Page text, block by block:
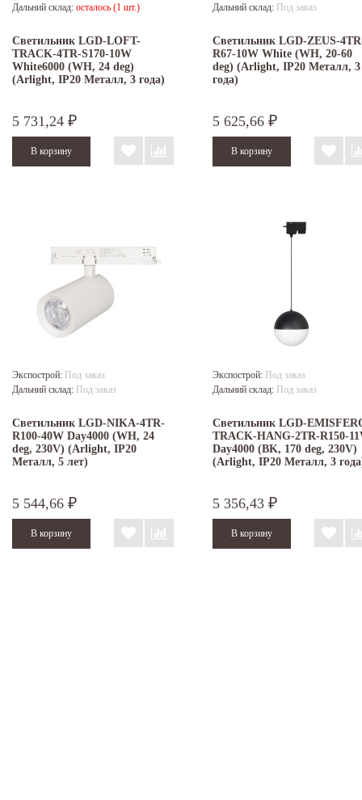
Дальний склад: осталось (1 шт.)
Светильник LGD-LOFT-
TRACK-4TR-S170-10W
White6000 (WH, 24 deg)
(Arlight, IP20 Металл, 3 года)
5 731,24 ₽
Дальний склад: Под заказ
Светильник LGD-ZEUS-
R67-10W White (WH, 20-60
deg) (Arlight, IP20 Металл, 3
года)
5 625,66 ₽
Экспострой: Под заказ
Дальний склад: Под заказ
Светильник LGD-NIKA-4TR-
R100-40W Day4000 (WH, 24
deg, 230V) (Arlight, IP20
Металл, 5 лет)
5 544,66 ₽
Экспострой: Под заказ
Дальний склад: Под заказ
Светильник LGD-
TRACK-HANG-2TR-R150-
Day4000 (BK, 170 deg, 230V)
(Arlight, IP20 Металл, 3
5 356,43 ₽